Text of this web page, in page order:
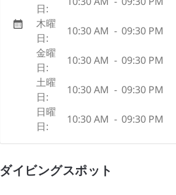
日:
木曜
日:
10:30 AM - 09:30 PM
金曜
日:
10:30 AM - 09:30 PM
土曜
日:
10:30 AM - 09:30 PM
日曜
日:
10:30 AM - 09:30 PM
ダイビングスポット